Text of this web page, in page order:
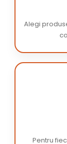
Alegi
Pentru